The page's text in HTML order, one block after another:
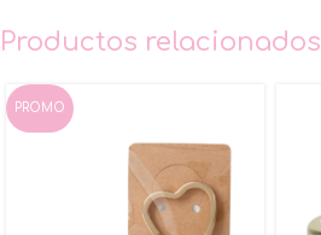
Productos relacionados
PROMO